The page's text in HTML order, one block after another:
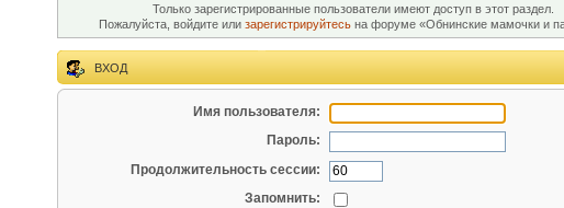
Только зарегистрированные пользователи имеют доступ в этот раздел.
Пожалуйста, войдите или зарегистрируйтесь на форуме «Обнинские мамочки и
ВХОД
Имя пользователя:
Пароль:
Продолжительность сессии:
Запомнить: